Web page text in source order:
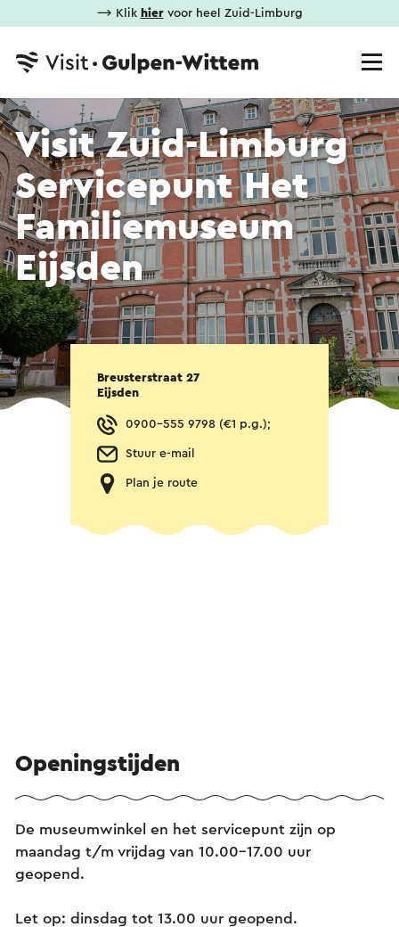
⟶ Klik hiervoor heel Zuid-Limburg
Visit Zuid-Limburg
Servicepunt Het
Familiemuseum
Eijsden
Breusterstraat 27
Eijsden
0900-555 9798 (€1 p.g.);
Stuur e-mail
Plan je route
Openingstijden
De museumwinkel en het servicepunt zijn op
maandag t/m vrijdag van 10.00-17.00 uur
geopend.
Let op: dinsdag tot 13.00 uur geopend.